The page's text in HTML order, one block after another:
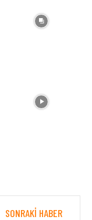
SONRAKI HABER